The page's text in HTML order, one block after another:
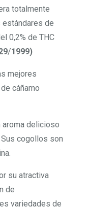
totalmente
de
0,2% de THC
/1999)
mejores
cáñamo
aroma delicioso
cogollos son
su atractiva
de
variedades de